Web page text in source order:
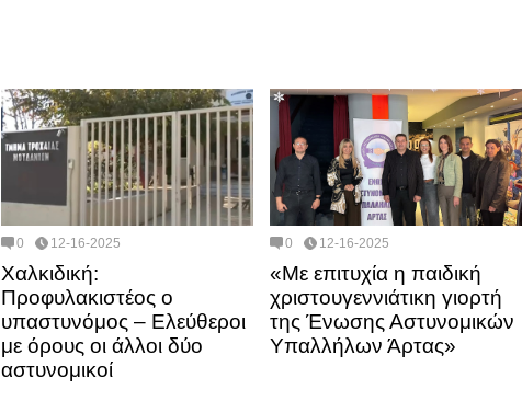
0 12-16-2025
Χαλκιδική:
Προφυλακιστέος ο
υπαστυνόμος – Ελεύθεροι
με όρους οι άλλοι δύο
αστυνομικοί
0 12-16-2025
«Με επιτυχία η παιδική
χριστουγεννιάτικη γιορτή
της Ένωσης Αστυνομικών
Υπαλλήλων Άρτας»